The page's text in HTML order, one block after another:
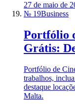
27 de maio de
№ 19Business
Portfólio
Grátis:
Portfólio de
trabalhos,
destaque
Malta.